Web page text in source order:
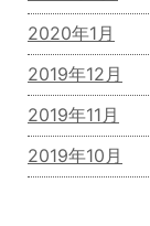
2020年1月
2019年12月
2019年11月
2019年10月